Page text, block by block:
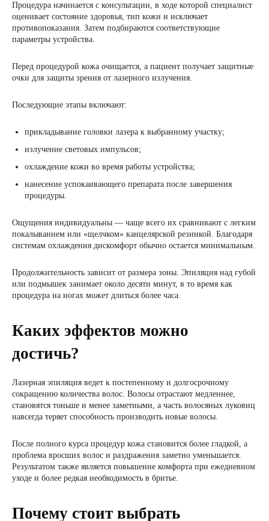
Процедура начинается с консультации, в ходе которой специалист
оценивает состояние здоровья, тип кожи и исключает
противопоказания. Затем подбираются соответствующие
параметры устройства.
Перед процедурой кожа очищается, а пациент получает защитные
очки для защиты зрения от лазерного излучения.
Последующие этапы включают:
прикладывание головки лазера к выбранному участку;
излучение световых импульсов;
охлаждение кожи во время работы устройства;
нанесение успокаивающего препарата после завершения
процедуры.
Ощущения индивидуальны — чаще всего их сравнивают с легким
покалыванием или «щелчком» канцелярской резинкой. Благодаря
системам охлаждения дискомфорт обычно остается минимальным.
Продолжительность зависит от размера зоны. Эпиляция над губой
или подмышек занимает около десяти минут, в то время как
процедура на ногах может длиться более часа.
Каких эффектов можно
достичь?
Лазерная эпиляция ведет к постепенному и долгосрочному
сокращению количества волос. Волосы отрастают медленнее,
становятся тоньше и менее заметными, а часть волосяных луковиц
навсегда теряет способность производить новые волосы.
После полного курса процедур кожа становится более гладкой, а
проблема вросших волос и раздражения заметно уменьшается.
Результатом также является повышение комфорта при ежедневном
уходе и более редкая необходимость в бритье.
Почему стоит выбрать